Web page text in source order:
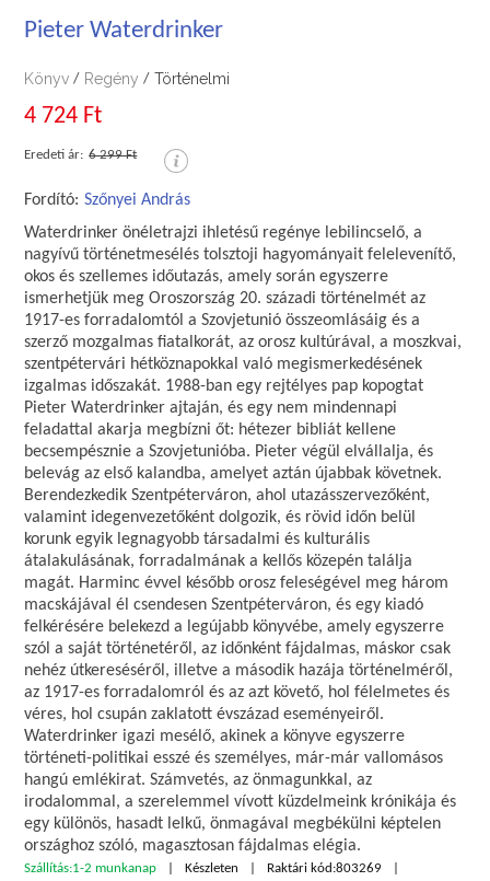
Pieter Waterdrinker
Könyv / Regény / Történelmi
4 724 Ft
Eredeti ár: 6 299 Ft
Fordító: Szőnyei András
Waterdrinker önéletrajzi ihletésű regénye lebilincselő, a
nagyívű történetmesélés tolsztoji hagyományait felelevenítő,
okos és szellemes időutazás, amely során egyszerre
ismerhetjük meg Oroszország 20. századi történelmét az
1917-es forradalomtól a Szovjetunió összeomlásáig és a
szerző mozgalmas fiatalkorát, az orosz kultúrával, a moszkvai,
szentpétervári hétköznapokkal való megismerkedésének
izgalmas időszakát. 1988-ban egy rejtélyes pap kopogtat
Pieter Waterdrinker ajtaján, és egy nem mindennapi
feladattal akarja megbízni őt: hétezer bibliát kellene
becsempésznie a Szovjetunióba. Pieter végül elvállalja, és
belevág az első kalandba, amelyet aztán újabbak követnek.
Berendezkedik Szentpéterváron, ahol utazásszervezőként,
valamint idegenvezetőként dolgozik, és rövid időn belül
korunk egyik legnagyobb társadalmi és kulturális
átalakulásának, forradalmának a kellős közepén találja
magát. Harminc évvel később orosz feleségével meg három
macskájával él csendesen Szentpéterváron, és egy kiadó
felkérésére belekezd a legújabb könyvébe, amely egyszerre
szól a saját történetéről, az időnként fájdalmas, máskor csak
nehéz útkereséséről, illetve a második hazája történelméről,
az 1917-es forradalomról és az azt követő, hol félelmetes és
véres, hol csupán zaklatott évszázad eseményeiről.
Waterdrinker igazi mesélő, akinek a könyve egyszerre
történeti-politikai esszé és személyes, már-már vallomásos
hangú emlékirat. Számvetés, az önmagunkkal, az
irodalommal, a szerelemmel vívott küzdelmeink krónikája és
egy különös, hasadt lelkű, önmagával megbékülni képtelen
országhoz szóló, magasztosan fájdalmas elégia.
Szállítás:1-2 munkanap Készleten Raktári kód:803269